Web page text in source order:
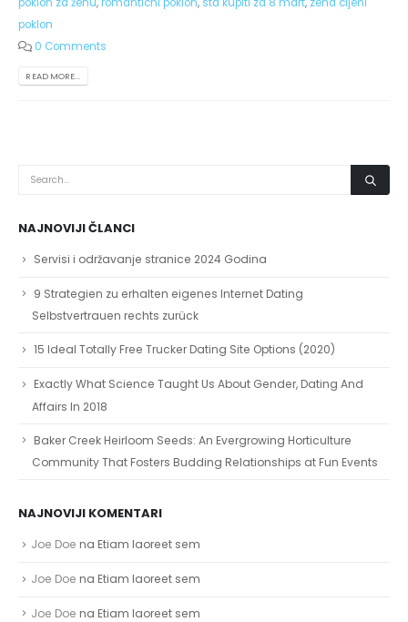
poklon za ženu,romanticni poklon, sta kupiti za 8 mart, zena cijeni
poklon
0 Comments
READ MORE...
NAJNOVIJI ČLANCI
Servisi i održavanje stranice 2024 Godina
9 Strategien zu erhalten eigenes Internet Dating
Selbstvertrauen rechts zurück
15 Ideal Totally Free Trucker Dating Site Options (2020)
Exactly What Science Taught Us About Gender, Dating And
Affairs In 2018
Baker Creek Heirloom Seeds: An Evergrowing Horticulture
Community That Fosters Budding Relationships at Fun Events
NAJNOVIJI KOMENTARI
Joe Doe na Etiam laoreet sem
Joe Doe na Etiam laoreet sem
Joe Doe na Etiam laoreet sem